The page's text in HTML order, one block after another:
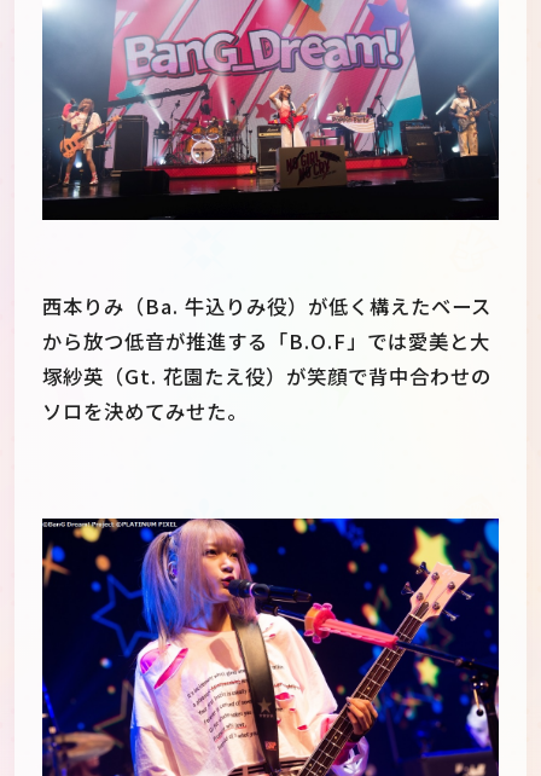
西本りみ（Ba. 牛込りみ役）が低く構えたベース
から放つ低音が推進する「B.O.F」では愛美と大
塚紗英（Gt. 花園たえ役）が笑顔で背中合わせの
ソロを決めてみせた。